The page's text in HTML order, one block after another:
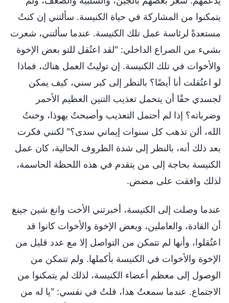
يتمكنوا من المشاركة في حياة الكنيسة. سألتني إن كنتُ
مستعدةً لرئاسة عمل تلك الكنيسة. عندما سألتني، شعرت
بشيء من الصراع الداخلي: "لقد اعتُقل للتو بعض الإخوة
والأخوات في تلك الكنيسة. إن توليتُ العمل هناك، فماذا
لو اعتُقلت أنا أيضًا؟ بالنظر إلى كبر سني، كيف يمكن
لجسدي حقًا أن يتحمل تعذيب التنين العظيم الأحمر
وضرباته؟ إذا لم أحتمل التعذيب وأصبحتُ يهوذا، وخنتُ
الله، ألن تذهب كل سنوات إيماني سدى؟" لكنني فكرت
بعد ذلك أنه، بالنظر إلى شدة الظروف الحالية، كان عمل
الكنيسة بحاجة إلى من يتقدم في هذه اللحظة الحاسمة،
لذلك وافقت على مضض.
عندما وصلت إلى الكنيسة، أخبرتني الأخت وانغ شين جينغ
أن القادة، والعاملين، وبعض الإخوة والأخوات كانوا قد
اعتُقلوا، وأنها لم تتمكن من التواصل إلا مع عدد قليل من
الإخوة والأخوات في الكنيسة بأكملها. ولم تتمكن من
الوصول إلى معظم أعضاء الكنيسة، لذلك لم يتمكنوا من
الاجتماع. عندما سمعتُ هذا، قلتُ في نفسي: "يا له من